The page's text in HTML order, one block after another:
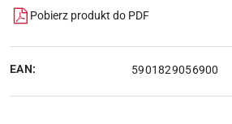
Pobierz produkt do PDF
EAN: 5901829056900